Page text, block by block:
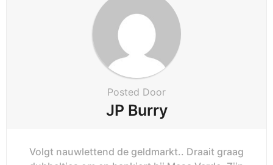
Posted Door
JP Burry
Volgt nauwlettend de geldmarkt.. Draait graag